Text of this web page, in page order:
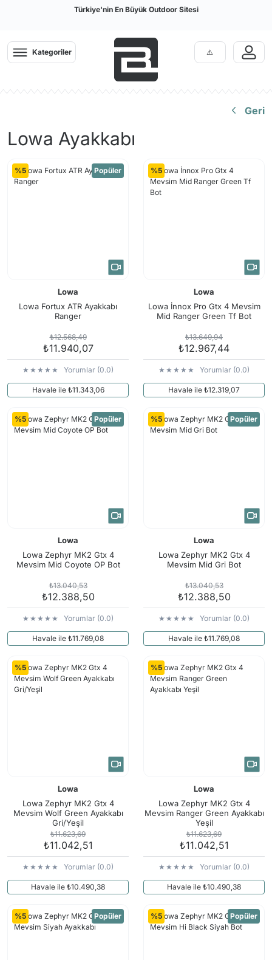
Türkiye'nin En Büyük Outdoor Sitesi
Kategoriler
Geri
Lowa Ayakkabı
%5 Popüler
Lowa
Lowa Fortux ATR Ayakkabı
Ranger
₺12.568,49
₺11.940,07
Yorumlar (0.0)
Havale ile ₺11.343,06
%5
Lowa
Lowa İnnox Pro Gtx 4 Mevsim
Mid Ranger Green Tf Bot
₺13.649,94
₺12.967,44
Yorumlar (0.0)
Havale ile ₺12.319,07
%5 Popüler
Lowa
Lowa Zephyr MK2 Gtx 4
Mevsim Mid Coyote OP Bot
₺13.040,53
₺12.388,50
Yorumlar (0.0)
Havale ile ₺11.769,08
%5 Popüler
Lowa
Lowa Zephyr MK2 Gtx 4
Mevsim Mid Gri Bot
₺13.040,53
₺12.388,50
Yorumlar (0.0)
Havale ile ₺11.769,08
%5
Lowa
Lowa Zephyr MK2 Gtx 4
Mevsim Wolf Green Ayakkabı
Gri/Yeşil
₺11.623,69
₺11.042,51
Yorumlar (0.0)
Havale ile ₺10.490,38
%5
Lowa
Lowa Zephyr MK2 Gtx 4
Mevsim Ranger Green Ayakkabı
Yeşil
₺11.623,69
₺11.042,51
Yorumlar (0.0)
Havale ile ₺10.490,38
%5 Popüler %5 Popüler